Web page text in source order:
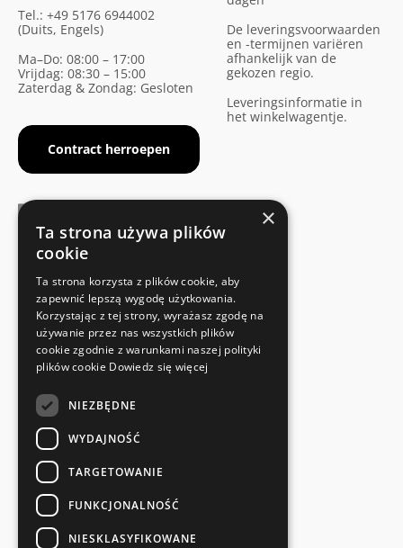
Tel.: +49 5176 6944002
(Duits, Engels)
Ma–Do: 08:00 – 17:00
Vrijdag: 08:30 – 15:00
Zaterdag & Zondag: Gesloten
Contract herroepen
De leveringsvoorwaarden
en -termijnen variëren
afhankelijk van de
gekozen regio.
Leveringsinformatie in
het winkelwagentje.
Voldoet aan de veiligheidsnormen
SNELLE EN EENVOUDIGE RETOUR
Retourservice
RECHTSTREEKS VAN DE FABRIKANT
Speciale kwaliteitscontrole
en meer...
×
Ta strona używa plików
cookie
Ta strona korzysta z plików cookie, aby
zapewnić lepszą wygodę użytkowania.
Korzystając z tej strony, wyrażasz zgodę na
używanie przez nas wszystkich plików
cookie zgodnie z warunkami naszej polityki
plików cookie Dowiedz się więcej
NIEZBĘDNE
WYDAJNOŚĆ
TARGETOWANIE
FUNKCJONALNOŚĆ
NIESKLASYFIKOWANE